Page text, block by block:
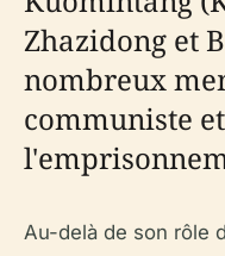
Zhazidong et
nombreux
communiste
Au-delà de son rôle